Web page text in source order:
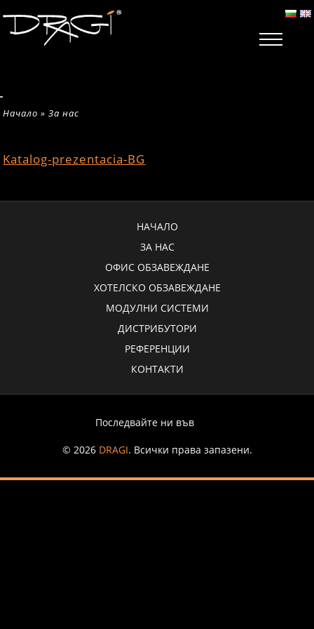
Начало »За нас
Katalog-prezentacia-BG
НАЧАЛО
ЗА НАС
ОФИС ОБЗАВЕЖДАНЕ
ХОТЕЛСКО ОБЗАВЕЖДАНЕ
МОДУЛНИ СИСТЕМИ
ДИСТРИБУТОРИ
РЕФЕРЕНЦИИ
КОНТАКТИ
Последвайте ни във
© 2026 DRAGI. Всички права запазени.